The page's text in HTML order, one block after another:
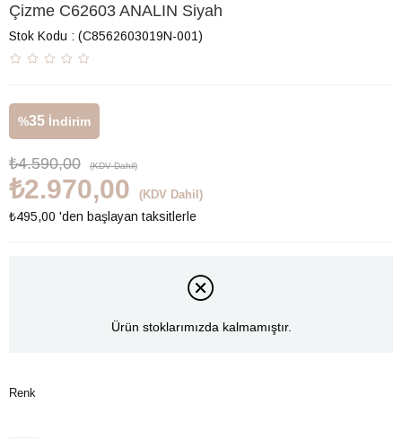
Çizme C62603 ANALIN Siyah
Stok Kodu (C8562603019N-001)
%35 İndirim
₺4.590,00 (KDV Dahil)
₺2.970,00 (KDV Dahil)
₺495,00 'den başlayan taksitlerle
Ürün stoklarımızda kalmamıştır.
Renk